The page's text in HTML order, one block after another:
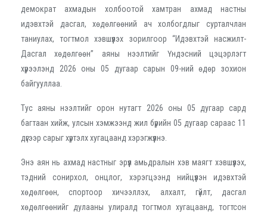
демократ ахмадын холбоотой хамтран ахмад настны
идэвхтэй дасгал, хөдөлгөөний ач холбогдлыг сурталчлан
таниулах, тогтмол хэвшүүлэх зорилгоор “Идэвхтэй насжилт-
Дасгал хөдөлгөөн” аяны нээлтийг Үндэсний цэцэрлэгт
хүрээлэнд 2026 оны 05 дугаар сарын 09-ний өдөр зохион
байгууллаа.
Тус аяны нээлтийг орон нутагт 2026 оны 05 дугаар сард
багтаан хийж, улсын хэмжээнд жил бүрийн 05 дугаар сараас 11
дүгээр сарыг хүртэлх хугацаанд хэрэгжүүлнэ.
Энэ аян нь ахмад настныг эрүүл амьдралын хэв маягт хэвшүүлэх,
тэдний сонирхол, онцлог, хэрэгцээнд нийцүүлэн идэвхтэй
хөдөлгөөн, спортоор хичээллэх, алхалт, гүйлт, дасгал
хөдөлгөөнийг дулааны улиралд тогтмол хугацаанд, тогтсон